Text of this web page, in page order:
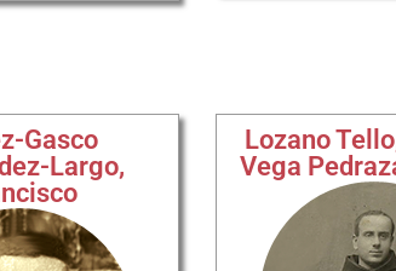
Gasco
Largo,
Lozano
Vega